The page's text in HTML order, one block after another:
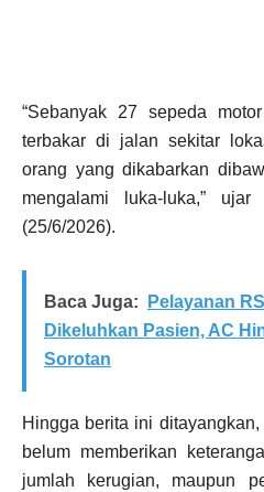
“Sebanyak 27 sepeda
terbakar di jalan sekitar
orang yang dikabarkan
mengalami luka-luka,”
(25/6/2026).
Baca Juga:
Pelayanan
Dikeluhkan Pasien, AC
Sorotan
Hingga berita ini
belum memberikan
jumlah kerugian, maupun